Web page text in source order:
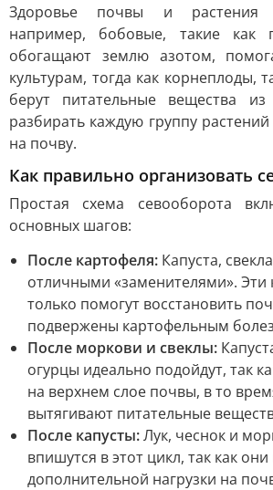
Здоровье почвы и растения
например, бобовые, такие как
обогащают землю азотом,
культурам, тогда как корнеплоды,
берут питательные вещества
разбирать каждую группу
на почву.
Как правильно организовать
Простая схема севооборота
основных шагов:
После картофеля: Капуста,
отличными «заменителями». Эти
только помогут восстановить
подвержены картофельным
После моркови и свеклы:
огурцы идеально подойдут, так
на верхнем слое почвы, в то
вытягивают питательные
После капусты:Лук, чеснок и
впишутся в этот цикл, так как
дополнительной нагрузки на